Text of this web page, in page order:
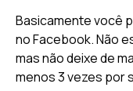
Basicamente você
no Facebook. Não
mas não deixe de
menos 3 vezes por